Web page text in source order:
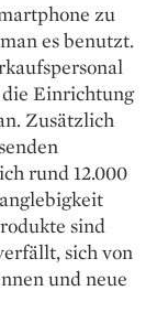
zu
es benutzt.
Einrichtung
Zusätzlich
rund 12.000
sind
sich von
und neue